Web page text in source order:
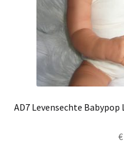
Poppenkleding –
Over ons
Mijn account
AD7 Levensechte
€